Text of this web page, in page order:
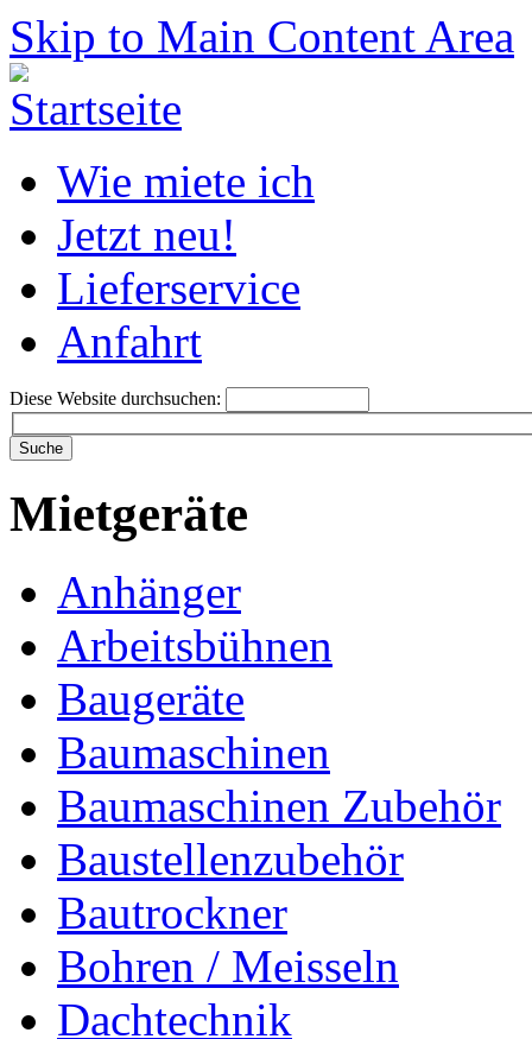
Skip to Main Content Area
Wie miete ich
Jetzt neu!
Lieferservice
Anfahrt
Diese Website durchsuchen:
Mietgeräte
Anhänger
Arbeitsbühnen
Baugeräte
Baumaschinen
Baumaschinen Zubehör
Baustellenzubehör
Bautrockner
Bohren / Meisseln
Dachtechnik